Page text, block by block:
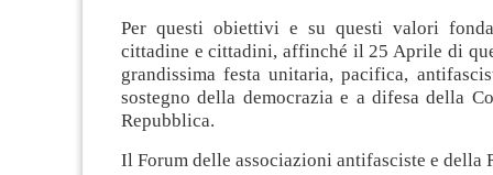
Per questi obiettivi e su questi valori
cittadine e cittadini, affinché il 25 Aprile di
grandissima festa unitaria, pacifica,
sostegno della democrazia e a difesa della
Repubblica.
Il Forum delle associazioni antifasciste e della